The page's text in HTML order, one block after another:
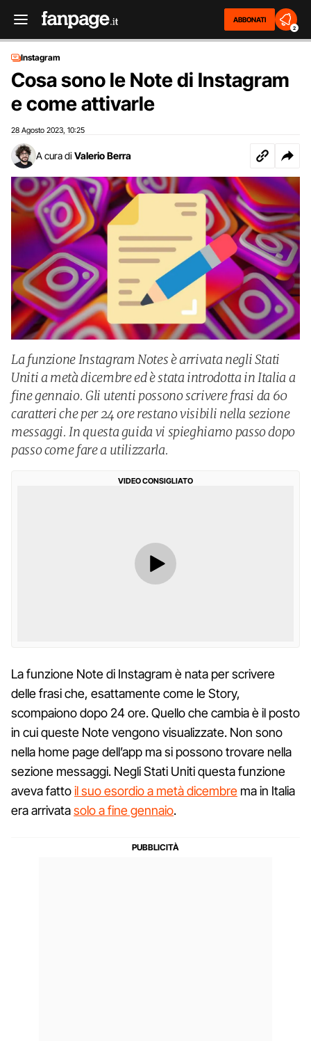
ABBONATI
2
Instagram
Cosa sono le Note di Instagram
e come attivarle
28 Agosto 2023 10:25
A cura di Valerio Berra
La funzione Instagram Notes è arrivata negli Stati
Uniti a metà dicembre ed è stata introdotta in Italia a
fine gennaio. Gli utenti possono scrivere frasi da 60
caratteri che per 24 ore restano visibili nella sezione
messaggi. In questa guida vi spieghiamo passo dopo
passo come fare a utilizzarla.
VIDEO CONSIGLIATO
La funzione Note di Instagram è nata per scrivere
delle frasi che, esattamente come le Story,
scompaiono dopo 24 ore. Quello che cambia è il posto
in cui queste Note vengono visualizzate. Non sono
nella home page dell’app ma si possono trovare nella
sezione messaggi. Negli Stati Uniti questa funzione
aveva fattoil suo esordio a metà dicembre ma in Italia
era arrivatasolo a fine gennaio.